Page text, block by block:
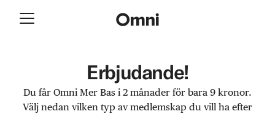
Erbjudande!
Du får Omni Mer Bas i 2 månader för bara 9 kronor.
Välj nedan vilken typ av medlemskap du vill ha efter